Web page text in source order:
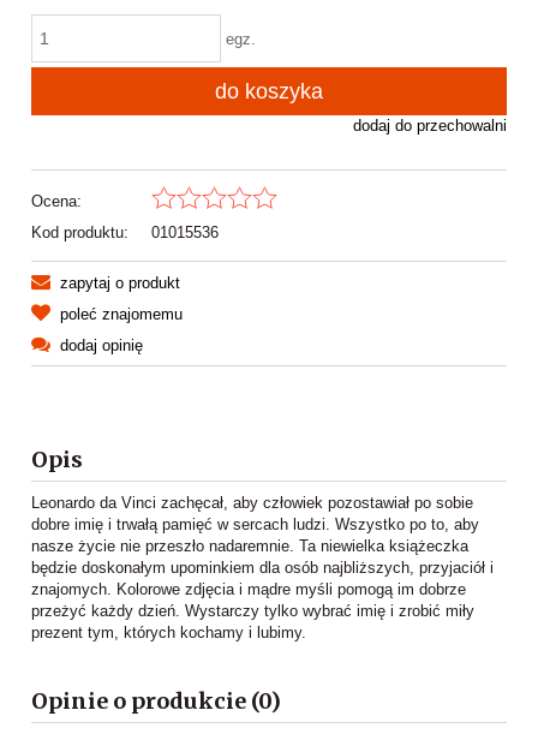
egz.
do koszyka
dodaj do przechowalni
Ocena:
Kod produktu:
01015536
zapytaj o produkt
poleć znajomemu
dodaj opinię
Opis
Leonardo da Vinci zachęcał, aby człowiek pozostawiał po sobie
dobre imię i trwałą pamięć w sercach ludzi. Wszystko po to, aby
nasze życie nie przeszło nadaremnie. Ta niewielka książeczka
będzie doskonałym upominkiem dla osób najbliższych, przyjaciół i
znajomych. Kolorowe zdjęcia i mądre myśli pomogą im dobrze
przeżyć każdy dzień. Wystarczy tylko wybrać imię i zrobić miły
prezent tym, których kochamy i lubimy.
Opinie o produkcie (0)